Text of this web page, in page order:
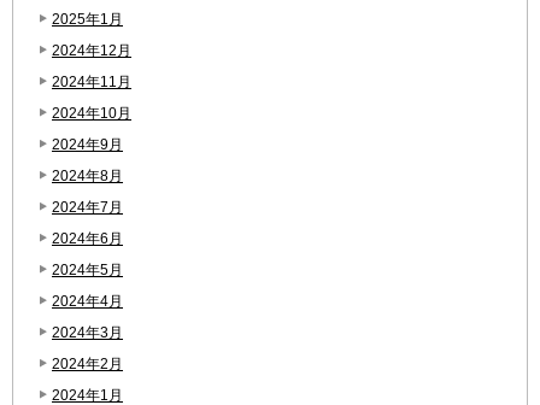
2025年1月
2024年12月
2024年11月
2024年10月
2024年9月
2024年8月
2024年7月
2024年6月
2024年5月
2024年4月
2024年3月
2024年2月
2024年1月